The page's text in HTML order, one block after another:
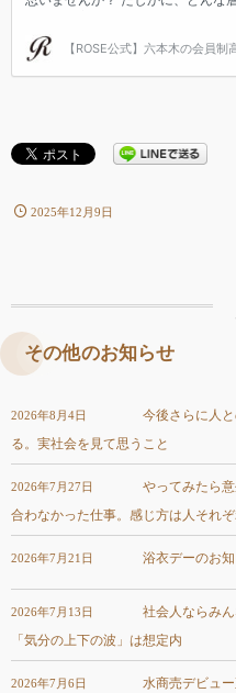
2025年12月9日
その他のお知らせ
2026年8月4日
今後さらに人
る。実社会を見て思うこと
2026年7月27日
やってみたら
合わなかった仕事。感じ方は人それ
2026年7月21日 浴衣デーのお
2026年7月13日
社会人ならみ
「気分の上下の波」は想定内
2026年7月6日
水商売デビュ